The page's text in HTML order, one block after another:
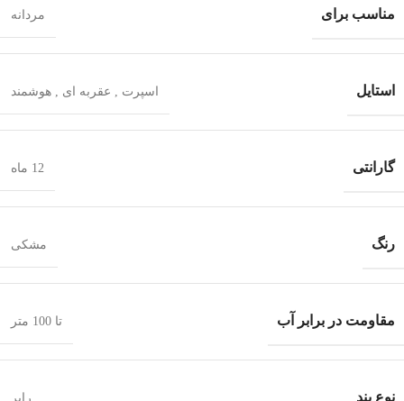
مناسب برای مردانه
استایل اسپرت , عقربه ای , هوشمند
گارانتی 12 ماه
رنگ مشکی
مقاومت در برابر آب تا 100 متر
نوع بند رابر